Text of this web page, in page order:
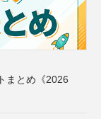
まとめ《2026